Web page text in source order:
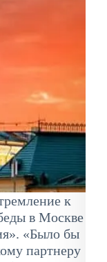
к
в Москве
«Было бы
партнеру